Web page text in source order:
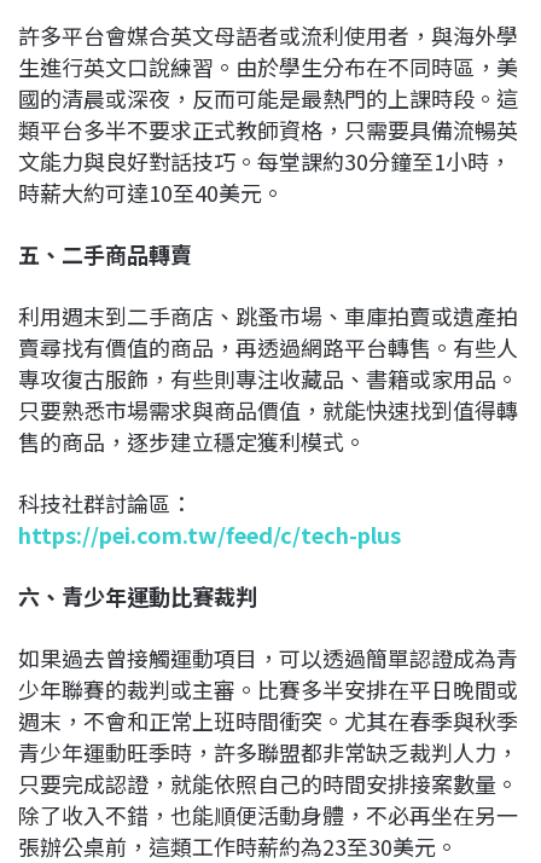
許多平台會媒合英文母語者或流利使用者，與海外學
生進行英文口說練習。由於學生分布在不同時區，美
國的清晨或深夜，反而可能是最熱門的上課時段。這
類平台多半不要求正式教師資格，只需要具備流暢英
文能力與良好對話技巧。每堂課約30分鐘至1小時，
時薪大約可達10至40美元。
五、二手商品轉賣
利用週末到二手商店、跳蚤市場、車庫拍賣或遺產拍
賣尋找有價值的商品，再透過網路平台轉售。有些人
專攻復古服飾，有些則專注收藏品、書籍或家用品。
只要熟悉市場需求與商品價值，就能快速找到值得轉
售的商品，逐步建立穩定獲利模式。
科技社群討論區：
https://pei.com.tw/feed/c/tech-plus
六、青少年運動比賽裁判
如果過去曾接觸運動項目，可以透過簡單認證成為青
少年聯賽的裁判或主審。比賽多半安排在平日晚間或
週末，不會和正常上班時間衝突。尤其在春季與秋季
青少年運動旺季時，許多聯盟都非常缺乏裁判人力，
只要完成認證，就能依照自己的時間安排接案數量。
除了收入不錯，也能順便活動身體，不必再坐在另一
張辦公桌前，這類工作時薪約為23至30美元。